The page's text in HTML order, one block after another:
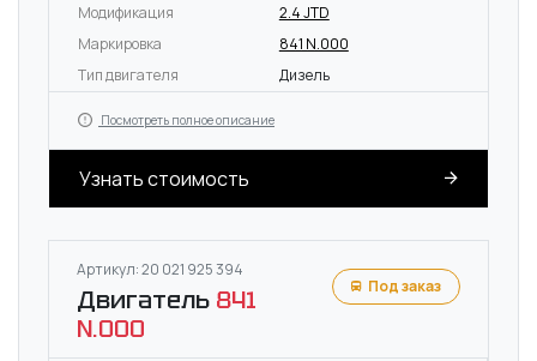
Модификация
2.4 JTD
Маркировка
841 N.000
Тип двигателя
Дизель
Посмотреть полное описание
Узнать стоимость
Артикул: 20 021 925 394
Двигатель 841
N.000
Под заказ